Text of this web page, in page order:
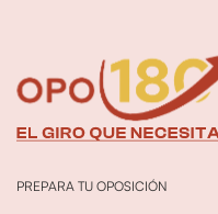
PREPARA TU OPOSICIÓN